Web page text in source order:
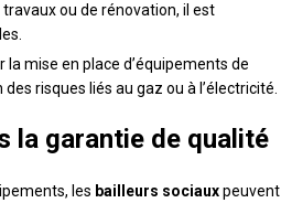
ou de rénovation, il est
mise en place d’équipements de
risques liés au gaz ou à l’électricité.
la garantie de qualité
les bailleurs sociauxpeuvent